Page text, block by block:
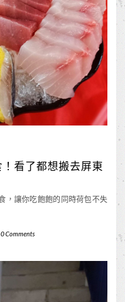
看了都想搬去屏東
，讓你吃飽飽的同時荷包不失
0 Comments